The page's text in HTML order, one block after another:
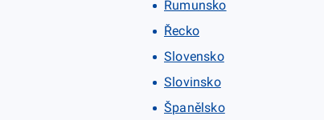
Rumunsko
Řecko
Slovensko
Slovinsko
Španělsko